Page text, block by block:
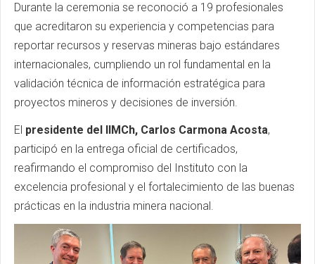
Durante la ceremonia se reconoció a 19 profesionales
que acreditaron su experiencia y competencias para
reportar recursos y reservas mineras bajo estándares
internacionales, cumpliendo un rol fundamental en la
validación técnica de información estratégica para
proyectos mineros y decisiones de inversión.
El presidente del IIMCh, Carlos Carmona Acosta,
participó en la entrega oficial de certificados,
reafirmando el compromiso del Instituto con la
excelencia profesional y el fortalecimiento de las buenas
prácticas en la industria minera nacional.